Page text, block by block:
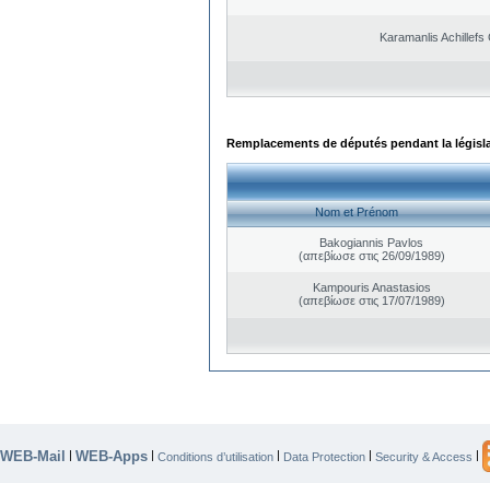
Karamanlis Achillefs
Remplacements de députés pendant la
Nom et Prénom
Bakogiannis Pavlos
(απεβίωσε στις 26/09/1989)
Kampouris Anastasios
(απεβίωσε στις 17/07/1989)
WEB-Mail | WEB-Apps | Conditions d’utilisation | Data Protection | Security & Access |